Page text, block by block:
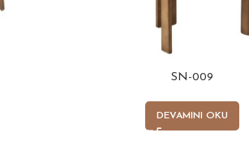
SN-009
DEVAMINI OKU